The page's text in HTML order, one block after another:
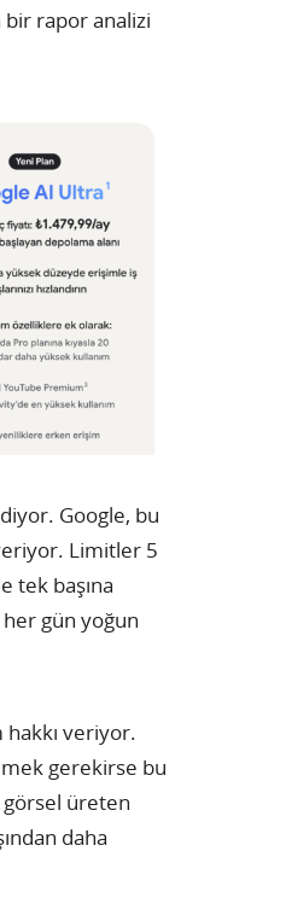
bir rapor analizi
Google, bu
Limitler 5
tek başına
gün yoğun
hakkı veriyor.
gerekirse bu
üreten
daha